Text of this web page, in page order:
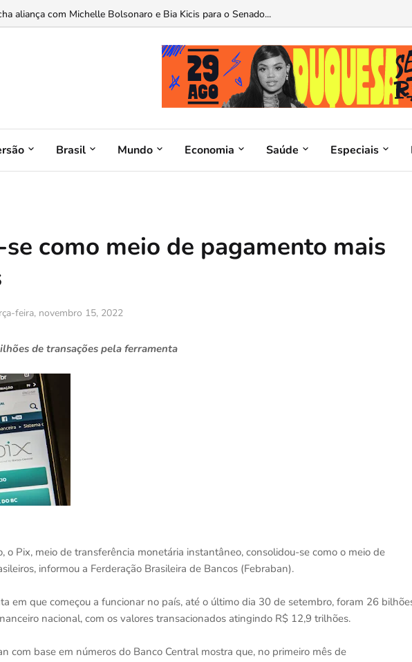
na expansão do INAS: Brasília mira um novo padrão de saúde para o servidor...
Brasil Mundo Economia Saúde Especiais
como meio de pagamento mais
feira, novembro 15, 2022
de transações pela ferramenta
o Pix, meio de transferência monetária instantâneo, consolidou-se como o meio de
informou a Ferderação Brasileira de Bancos (Febraban).
em que começou a funcionar no país, até o último dia 30 de setembro, foram 26
nacional, com os valores transacionados atingindo R$ 12,9 trilhões.
com base em números do Banco Central mostra que, no primeiro mês de